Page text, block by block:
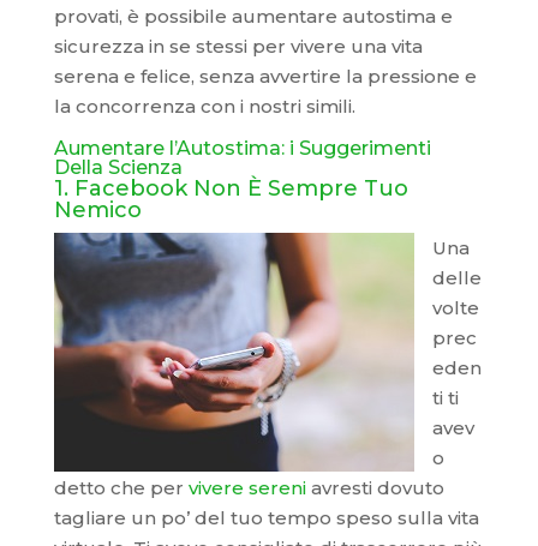
provati, è possibile aumentare autostima e
sicurezza in se stessi per vivere una vita
serena e felice, senza avvertire la pressione e
la concorrenza con i nostri simili.
Aumentare l’Autostima: i Suggerimenti
Della Scienza
1. Facebook Non È Sempre Tuo
Nemico
Una
delle
volte
prec
eden
ti ti
avev
o
detto che per vivere sereniavresti dovuto
tagliare un po’ del tuo tempo speso sulla vita